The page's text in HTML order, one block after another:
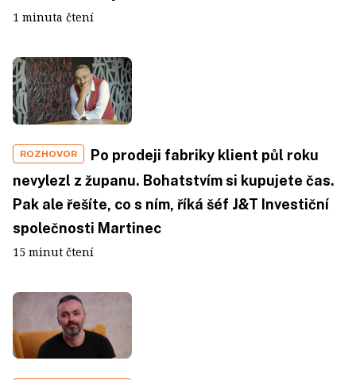
1 minuta čtení
ROZHOVOR
Po prodeji fabriky klient půl roku
nevylezl z županu. Bohatstvím si kupujete čas.
Pak ale řešíte, co s ním, říká šéf J&T Investiční
společnosti Martinec
15 minut čtení